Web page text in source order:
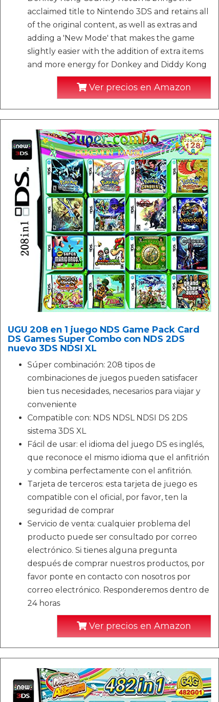
acclaimed title to Nintendo 3DS and retains all
of the original content, as well as extras and
adding a 'New Mode' that makes the game
slightly easier with the addition of extra items
and more energy for Donkey and Diddy Kong
Ver precios en Amazon
UGU 208 en 1 juego NDS Game Pack Card
DS Games Super Combo con NDS 2DS
nuevo 3DS NDSI XL
Súper combinación: 208 tipos de
combinaciones de juegos pueden satisfacer
bien tus necesidades, necesarios para viajar y
conveniente
Compatible con: NDS NDSL NDSI DS 2DS
sistema 3DS XL
Fácil de usar: el idioma del juego DS es inglés,
que reconoce el mismo idioma que el anfitrión
y combina perfectamente con el anfitrión.
Tarjeta de terceros: esta tarjeta de juego es
compatible con el oficial, por favor, ten la
seguridad de comprar
Servicio de venta: cualquier problema del
producto puede ser consultado por correo
electrónico. Si tienes alguna pregunta
después de comprar nuestros productos, por
favor ponte en contacto con nosotros por
correo electrónico. Responderemos dentro de
24 horas
Ver precios en Amazon